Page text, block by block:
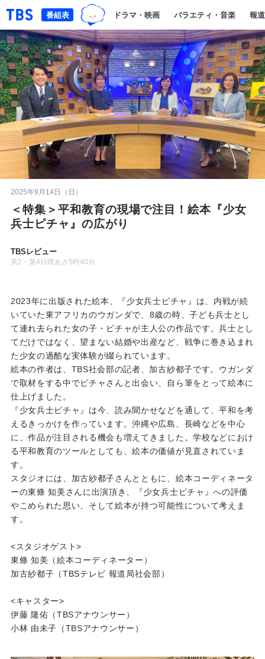
「TBSテレビ｜ときめくときを。」トップページ
ドラマ・映画 バラエティ・音楽 報
番組表
2025年9月14日（日）
＜特集＞平和教育の現場で注目！絵本『少女
兵士ピチャ』の広がり
TBSレビュー
第2・第4日曜あさ5時40分
2023年に出版された絵本、『少女兵士ピチャ』は、内戦が続
いていた東アフリカのウガンダで、8歳の時、子ども兵士とし
て連れ去られた女の子・ピチャが主人公の作品です。兵士とし
てだけではなく、望まない結婚や出産など、戦争に巻き込まれ
た少女の過酷な実体験が綴られています。
絵本の作者は、TBS社会部の記者、加古紗都子です。ウガンダ
で取材をする中でピチャさんと出会い、自ら筆をとって絵本に
仕上げました。
『少女兵士ピチャ』は今、読み聞かせなどを通して、平和を考
えるきっかけを作っています。沖縄や広島、長崎などを中心
に、作品が注目される機会も増えてきました。学校などにおけ
る平和教育のツールとしても、絵本の価値が見直されていま
す。
スタジオには、加古紗都子さんとともに、絵本コーディネータ
ーの東條 知美さんに出演頂き、『少女兵士ピチャ』への評価
やこめられた思い、そして絵本が持つ可能性について考えま
す。
<スタジオゲスト>
東條 知美（絵本コーディネーター）
加古紗都子（TBSテレビ 報道局社会部）
<キャスター>
伊藤 隆佑（TBSアナウンサー）
小林 由未子（TBSアナウンサー）